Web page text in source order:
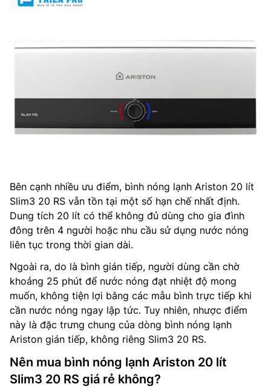
Bên cạnh nhiều ưu điểm, bình nóng lạnh Ariston 20 lít
Slim3 20 RS vẫn tồn tại một số hạn chế nhất định.
Dung tích 20 lít có thể không đủ dùng cho gia đình
đông trên 4 người hoặc nhu cầu sử dụng nước nóng
liên tục trong thời gian dài.
Ngoài ra, do là bình gián tiếp, người dùng cần chờ
khoảng 25 phút để nước nóng đạt nhiệt độ mong
muốn, không tiện lợi bằng các mẫu bình trực tiếp khi
cần nước nóng ngay lập tức. Tuy nhiên, nhược điểm
này là đặc trưng chung của dòng bình nóng lạnh
Ariston gián tiếp, không riêng Slim3 20 RS.
Nên mua bình nóng lạnh Ariston 20 lít
Slim3 20 RS giá rẻ không?